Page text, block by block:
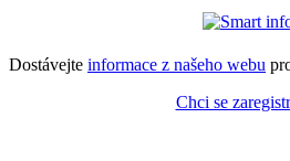
Dostávejte informace z našeho webu
Chci se